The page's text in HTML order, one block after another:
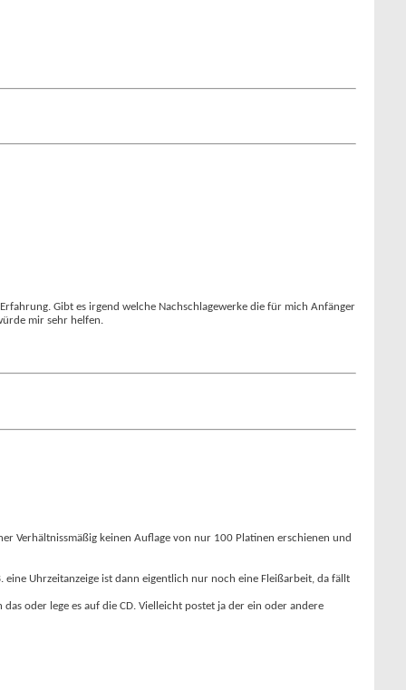
Gibt es irgend welche Nachschlagewerke die für mich Anfänger
mir sehr helfen.
Verhältnissmäßig keinen Auflage von nur 100 Platinen erschienen und
Uhrzeitanzeige ist dann eigentlich nur noch eine Fleißarbeit, da fällt
oder lege es auf die CD. Vielleicht postet ja der ein oder andere